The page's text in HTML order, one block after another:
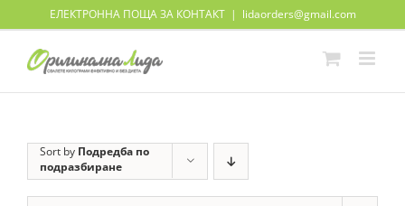
ЕЛЕКТРОННА ПОЩА ЗА КОНТАКТ | lidaorders@gmail.com
Sort by Подредба по
подразбиране